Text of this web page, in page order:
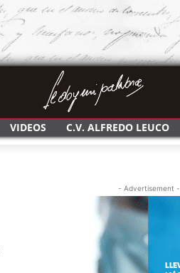
VIDEOS C.V. ALFREDO LEUCO
- Advertisement -